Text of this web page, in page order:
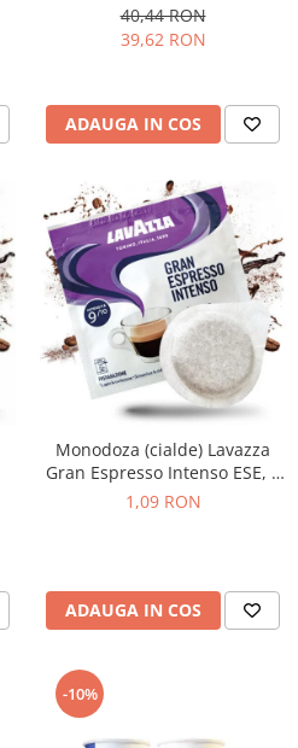
40,44 RON
39,62 RON
ADAUGA IN COS
Monodoza (cialde) Lavazza
Gran Espresso Intenso ESE, 1
buc
1,09 RON
ADAUGA IN COS
-10%